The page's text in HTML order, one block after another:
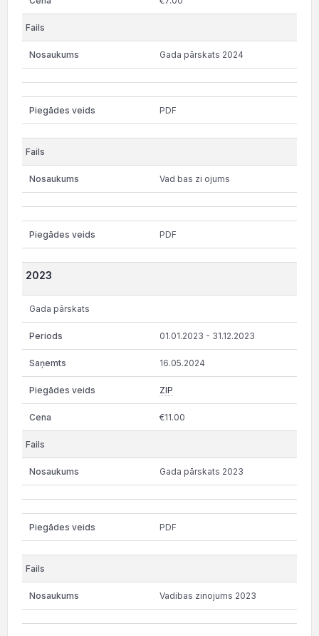
Gada pārskats 2024
PDF
Vad bas zi ojums
PDF
2023
Gada pārskats
01.01.2023 - 31.12.2023
16.05.2024
ZIP
€11.00
Gada pārskats 2023
PDF
Vadibas zinojums 2023